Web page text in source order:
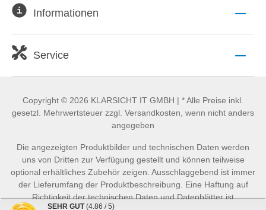
Informationen
Service
Copyright © 2026 KLARSICHT IT GMBH | * Alle Preise inkl.
gesetzl. Mehrwertsteuer zzgl. Versandkosten, wenn nicht anders
angegeben
Die angezeigten Produktbilder und technischen Daten werden
uns von Dritten zur Verfügung gestellt und können teilweise
optional erhältliches Zubehör zeigen. Ausschlaggebend ist immer
der Lieferumfang der Produktbeschreibung. Eine Haftung auf
Richtigkeit der technischen Daten und Datenblätter ist
SEHR GUT (4.86 / 5)